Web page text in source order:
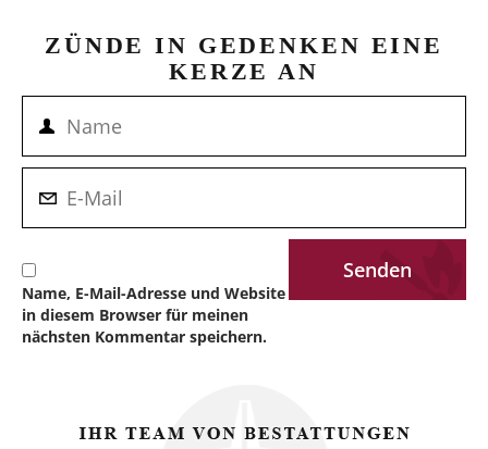
ZÜNDE IN GEDENKEN EINE
KERZE AN
Name, E-Mail-Adresse und Website
in diesem Browser für meinen
nächsten Kommentar speichern.